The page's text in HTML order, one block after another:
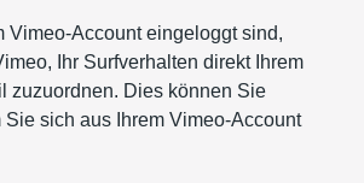
Vimeo-Account eingeloggt sind,
Ihr Surfverhalten direkt Ihrem
zuzuordnen. Dies können Sie
sich aus Ihrem Vimeo-Account